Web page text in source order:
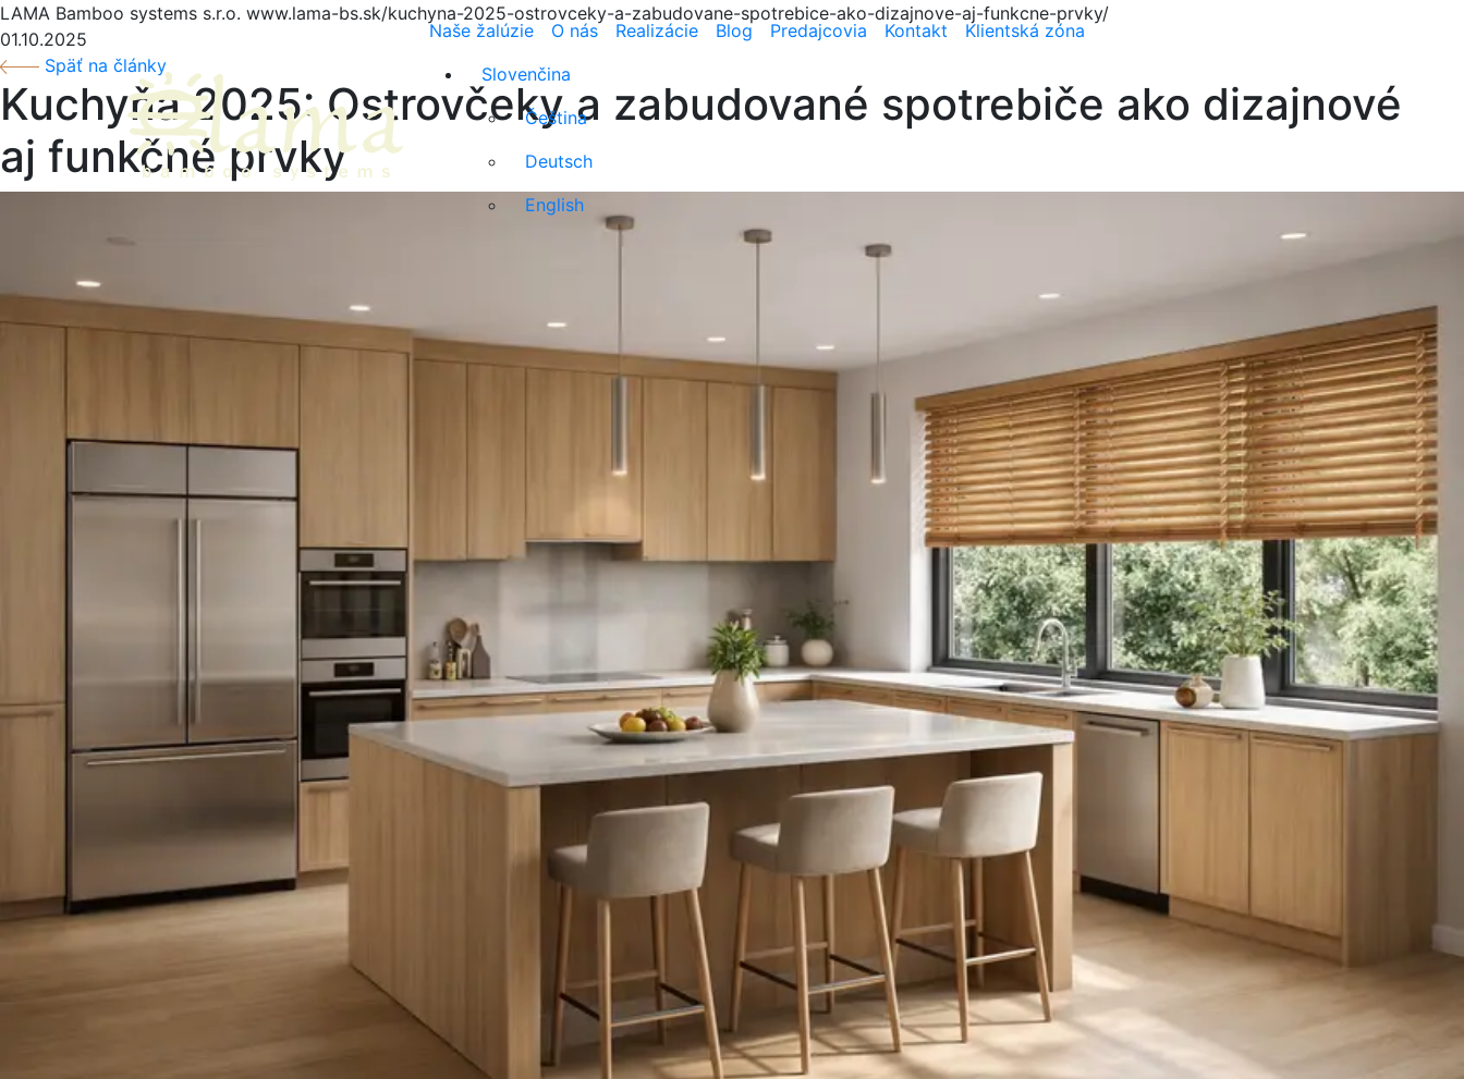
LAMA Bamboo systems s.r.o. www.lama-bs.sk/kuchyna-2025-ostrovceky-a-zabudovane-spotrebice-ako-dizajnove-aj-funkcne-prvky/
Naše žalúzie
O nás Realizácie Blog Predajcovia Kontakt
Klientská zóna
Slovenčina
Čeština
Deutsch
English
01.10.2025
Späť na články
Kuchyňa 2025: Ostrovčeky a zabudované spotrebiče ako dizajnové
aj funkčné prvky